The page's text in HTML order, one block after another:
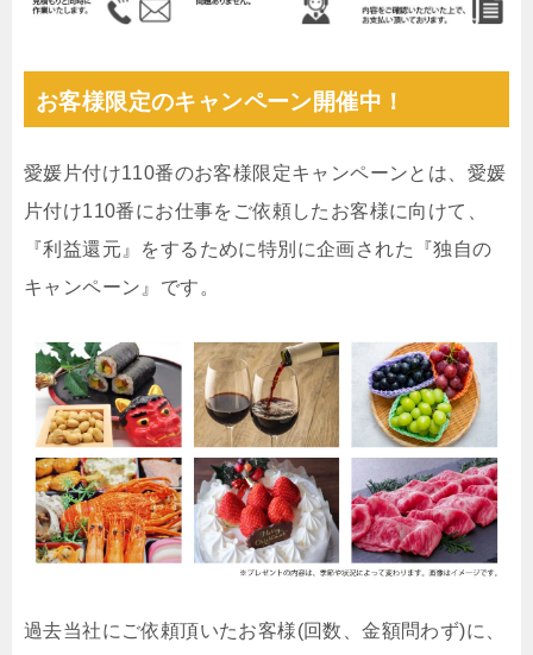
お客様限定のキャンペーン開催中！
愛媛片付け110番のお客様限定キャンペーンとは、愛媛
片付け110番にお仕事をご依頼したお客様に向けて、
『利益還元』をするために特別に企画された『独自の
キャンペーン』です。
過去当社にご依頼頂いたお客様(回数、金額問わず)に、